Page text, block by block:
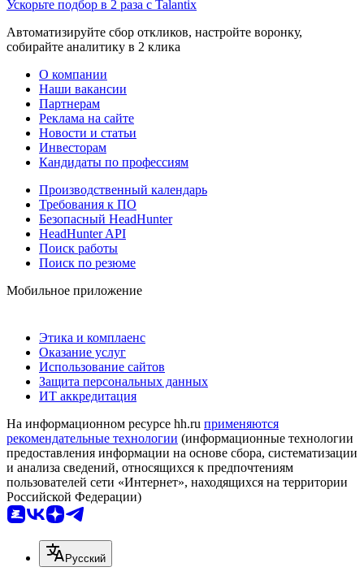
Ускорьте подбор в 2 раза с Talantix
Автоматизируйте сбор откликов, настройте воронку,
собирайте аналитику в 2 клика
О компании
Наши вакансии
Партнерам
Реклама на сайте
Новости и статьи
Инвесторам
Кандидаты по профессиям
Производственный календарь
Требования к ПО
Безопасный HeadHunter
HeadHunter API
Поиск работы
Поиск по резюме
Мобильное приложение
Этика и комплаенс
Оказание услуг
Использование сайтов
Защита персональных данных
ИТ аккредитация
На информационном ресурсе hh.ru применяются
рекомендательные технологии (информационные технологии
предоставления информации на основе сбора, систематизации
и анализа сведений, относящихся к предпочтениям
пользователей сети «Интернет», находящихся на территории
Российской Федерации)
Русский